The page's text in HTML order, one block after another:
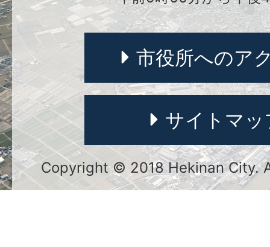
市役所へのア
サイトマッ
Copyright © 2018 Hekinan City.